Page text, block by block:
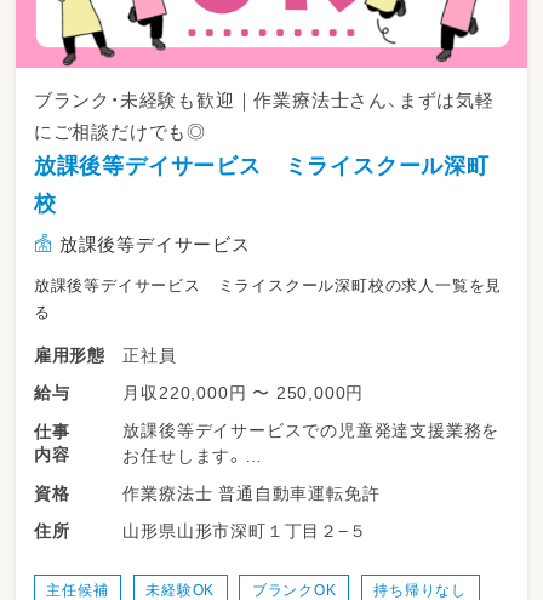
ブランク・未経験も歓迎｜作業療法士さん、まずは気軽
にご相談だけでも◎
放課後等デイサービス ミライスクール深町
校
放課後等デイサービス
放課後等デイサービス ミライスクール深町校の求人一覧を見
る
雇用形態
正社員
給与
月収220,000円 〜 250,000円
仕事
内容
放課後等デイサービスでの児童発達支援業務を
お任せします。
※対象：発達障がい・知的障がいのある小学生・
中学生
基本的な業務
資格
作業療法士 普通自動車運転免許
住所
山形県山形市深町１丁目２−５
主任候補 未経験OK ブランクOK 持ち帰りなし